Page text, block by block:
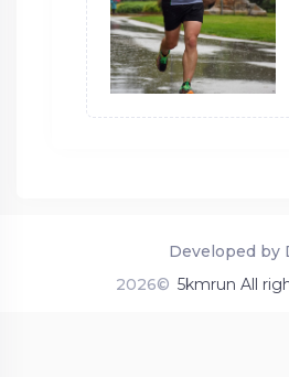
2026© 5kmrun All
Developed by